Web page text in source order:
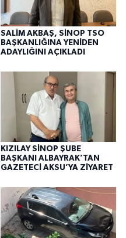
SALİM AKBAŞ, SİNOP TSO
BAŞKANLIĞINA YENİDEN
ADAYLIĞINI AÇIKLADI
KIZILAY SİNOP ŞUBE
BAŞKANI ALBAYRAK’TAN
GAZETECİ AKSU’YA ZİYARET